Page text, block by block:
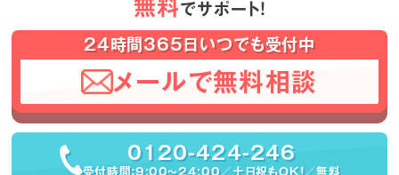
無料でサポート！
24時間365日いつでも受付中
メールで無料相談
0120-424-246
受付時間：9:00〜24:00／土日祝もOK！／無料